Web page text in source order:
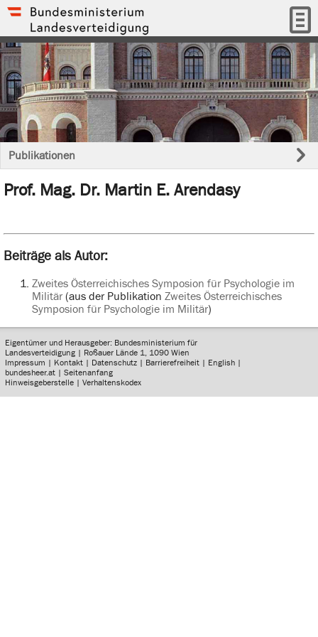
Publikationen
Prof. Mag. Dr. Martin E. Arendasy
Beiträge als Autor:
Zweites Österreichisches Symposion für Psychologie im
Militär(aus der Publikation Zweites Österreichisches
Symposion für Psychologie im Militär)
Eigentümer und Herausgeber: Bundesministerium für
Landesverteidigung | Roßauer Lände 1, 1090 Wien
Impressum | Kontakt | Datenschutz | Barrierefreiheit | English |
bundesheer.at |Seitenanfang
Hinweisgeberstelle |Verhaltenskodex